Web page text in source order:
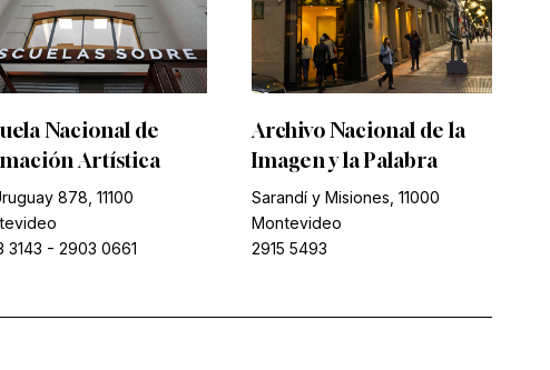
Nacional de
Artística
878, 11100
3143 - 2903 0661
Archivo Nacional de la
Imagen y la Palabra
Sarandí y Misiones, 11000
Montevideo
2915 5493